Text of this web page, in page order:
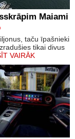
Maiami
taču īpašnieki
tikai divus
VAIRĀK